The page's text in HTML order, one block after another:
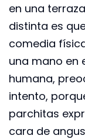
en una
distinta es
comedia
una mano en
humana,
intento,
parchitas
cara de